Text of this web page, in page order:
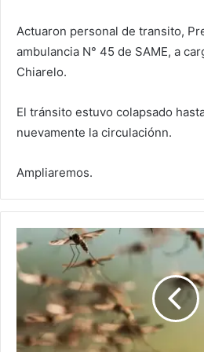
Actuaron personal de transito,
ambulancia N° 45 de SAME, a
Chiarelo.
El tránsito estuvo colapsado
nuevamente la circulaciónn.
Ampliaremos.